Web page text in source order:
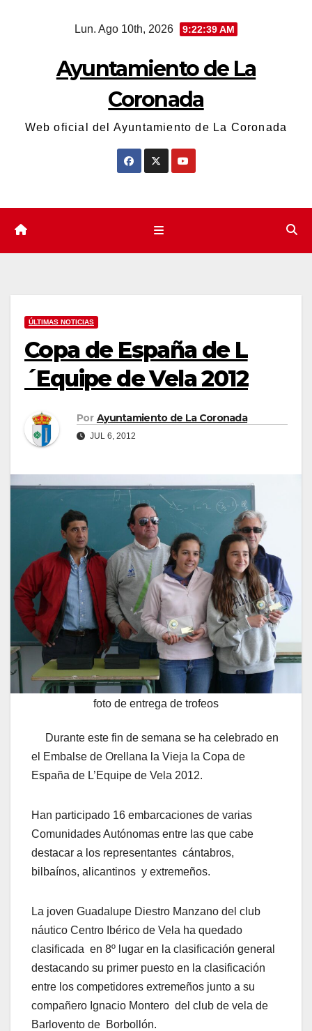
Lun. Ago 10th, 2026 9:22:39 AM
Ayuntamiento de La
Coronada
Web oficial del Ayuntamiento de La Coronada
ÚLTIMAS NOTICIAS
Copa de España de L
´Equipe de Vela 2012
Por Ayuntamiento de La Coronada
JUL 6, 2012
foto de entrega de trofeos
Durante este fin de semana se ha celebrado en
el Embalse de Orellana la Vieja la Copa de
España de L’Equipe de Vela 2012.
Han participado 16 embarcaciones de varias
Comunidades Autónomas entre las que cabe
destacar a los representantes cántabros,
bilbaínos, alicantinos y extremeños.
La joven Guadalupe Diestro Manzano del club
náutico Centro Ibérico de Vela ha quedado
clasificada en 8º lugar en la clasificación general
destacando su primer puesto en la clasificación
entre los competidores extremeños junto a su
compañero Ignacio Montero del club de vela de
Barlovento de Borbollón.